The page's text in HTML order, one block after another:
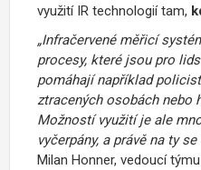
využití IR technologií tam,
„Infračervené měřicí
procesy, které jsou pro
pomáhají například
ztracených osobách nebo
Možností využití je ale
vyčerpány, a právě na ty
Milan Honner, vedoucí